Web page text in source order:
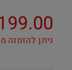
ניתן להזמנה